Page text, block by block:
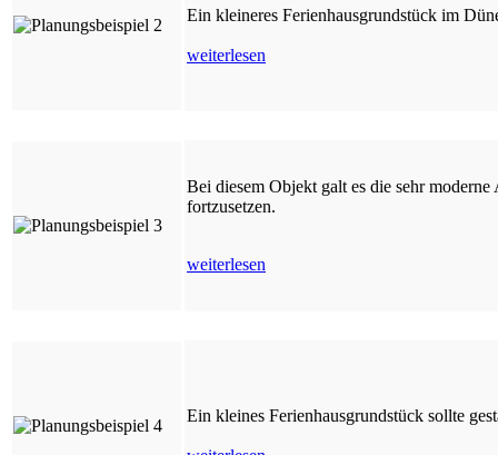
Ein kleineres Ferienhausgrundstück im
weiterlesen
Bei diesem Objekt galt es die sehr
fortzusetzen.
weiterlesen
Ein kleines Ferienhausgrundstück sollte